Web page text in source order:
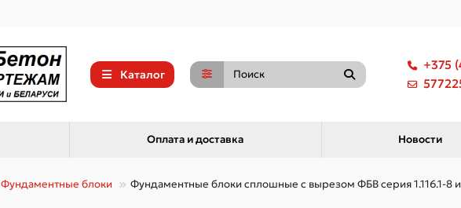
Каталог
+375
Оплата и доставка Новости
Фундаментные блоки Фундаментные блоки сплошные с вырезом ФБВ серия 1.116.1-8